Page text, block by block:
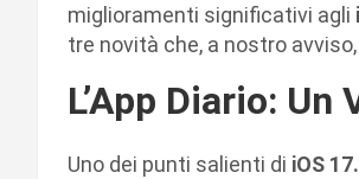
miglioramenti significativi agli
tre novità che, a nostro
L’App Diario:
Uno dei punti salienti di iOS